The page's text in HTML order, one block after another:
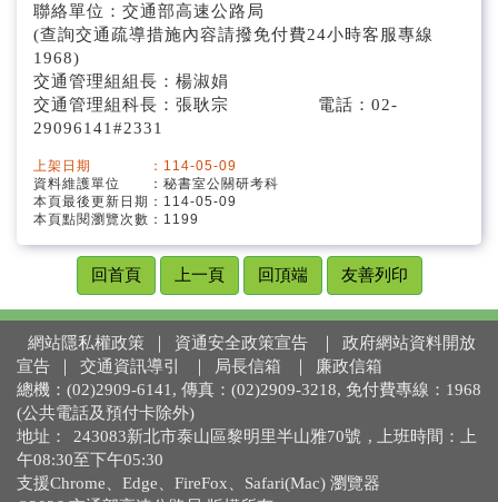
聯絡單位：交通部高速公路局
(查詢交通疏導措施內容請撥免付費24小時客服專線
1968)
交通管理組組長：楊淑娟
交通管理組科長：張耿宗 電話：02-
29096141#2331
上架日期 ：114-05-09
資料維護單位 ：秘書室公關研考科
本頁最後更新日期：114-05-09
本頁點閱瀏覽次數：1199
回首頁 上一頁 回頂端 友善列印
網站隱私權政策 ｜ 資通安全政策宣告 ｜
政府網站資料開放
宣告
｜ 交通資訊導引 ｜ 局長信箱 ｜
廉政信箱
總機：(02)2909-6141, 傳真：(02)2909-3218, 免付費專線：1968
(公共電話及預付卡除外)
地址：
243083新北市泰山區黎明里半山雅70號 , 上班時間：上
午08:30至下午05:30
支援Chrome、Edge、FireFox、Safari(Mac) 瀏覽器